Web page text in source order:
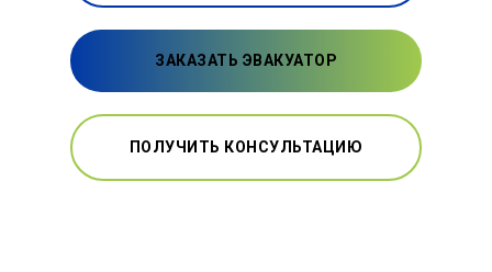
ЗАКАЗАТЬ ЭВАКУАТОР
ПОЛУЧИТЬ КОНСУЛЬТАЦИЮ